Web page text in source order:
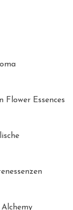
Flower Essences
Alchemy